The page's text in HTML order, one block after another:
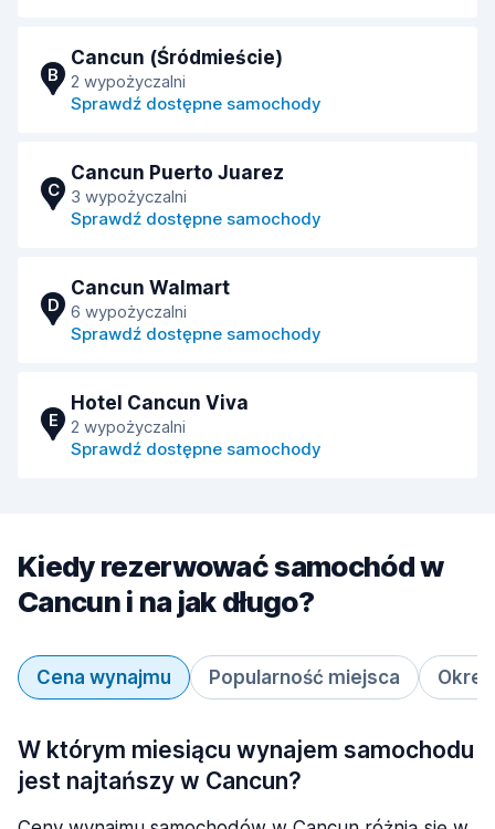
B
Cancun (Śródmieście)
2 wypożyczalni
Sprawdź dostępne samochody
C
Cancun Puerto Juarez
3 wypożyczalni
Sprawdź dostępne samochody
D
Cancun Walmart
6 wypożyczalni
Sprawdź dostępne samochody
E
Hotel Cancun Viva
2 wypożyczalni
Sprawdź dostępne samochody
Kiedy rezerwować samochód w
Cancun i na jak długo?
Cena wynajmu Popularność miejsca
W którym miesiącu wynajem samochodu
jest najtańszy w Cancun?